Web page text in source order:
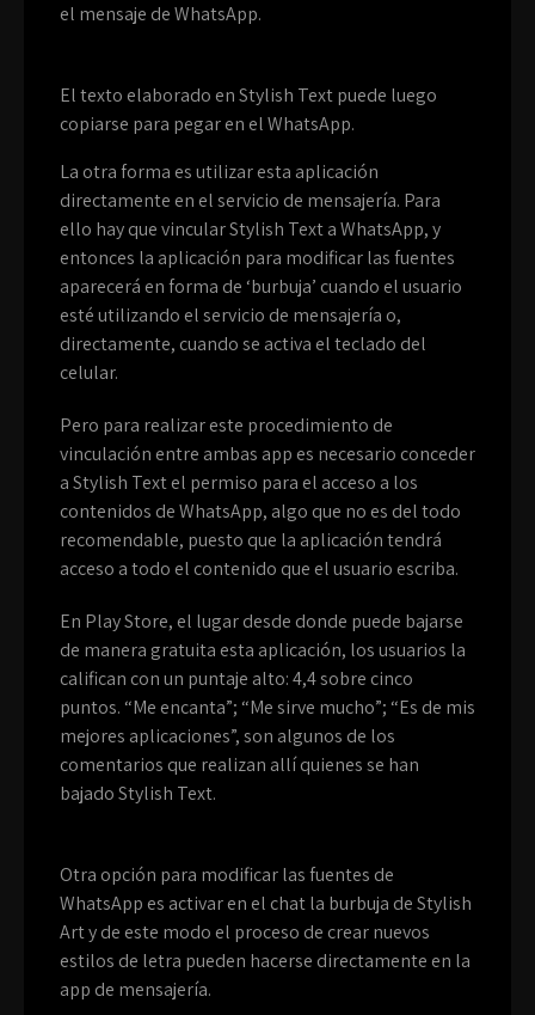
el mensaje de WhatsApp.
El texto elaborado en Stylish Text puede luego
copiarse para pegar en el WhatsApp.
La otra forma es utilizar esta aplicación
directamente en el servicio de mensajería. Para
ello hay que vincular Stylish Text a WhatsApp, y
entonces la aplicación para modificar las fuentes
aparecerá en forma de ‘burbuja’ cuando el usuario
esté utilizando el servicio de mensajería o,
directamente, cuando se activa el teclado del
celular.
Pero para realizar este procedimiento de
vinculación entre ambas app es necesario conceder
a Stylish Text el permiso para el acceso a los
contenidos de WhatsApp, algo que no es del todo
recomendable, puesto que la aplicación tendrá
acceso a todo el contenido que el usuario escriba.
En Play Store, el lugar desde donde puede bajarse
de manera gratuita esta aplicación, los usuarios la
califican con un puntaje alto: 4,4 sobre cinco
puntos. “Me encanta”; “Me sirve mucho”; “Es de mis
mejores aplicaciones”, son algunos de los
comentarios que realizan allí quienes se han
bajado Stylish Text.
Otra opción para modificar las fuentes de
WhatsApp es activar en el chat la burbuja de Stylish
Art y de este modo el proceso de crear nuevos
estilos de letra pueden hacerse directamente en la
app de mensajería.